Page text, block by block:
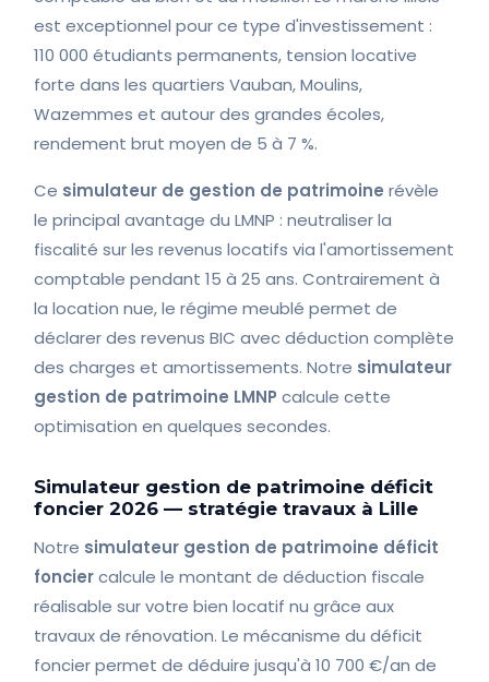
est exceptionnel pour ce type d'investissement :
110 000 étudiants permanents, tension locative
forte dans les quartiers Vauban, Moulins,
Wazemmes et autour des grandes écoles,
rendement brut moyen de 5 à 7 %.
Ce simulateur de gestion de patrimoine révèle
le principal avantage du LMNP : neutraliser la
fiscalité sur les revenus locatifs via l'amortissement
comptable pendant 15 à 25 ans. Contrairement à
la location nue, le régime meublé permet de
déclarer des revenus BIC avec déduction complète
des charges et amortissements. Notre simulateur
gestion de patrimoine LMNP calcule cette
optimisation en quelques secondes.
Simulateur gestion de patrimoine déficit
foncier 2026 — stratégie travaux à Lille
Notre simulateur gestion de patrimoine déficit
fonciercalcule le montant de déduction fiscale
réalisable sur votre bien locatif nu grâce aux
travaux de rénovation. Le mécanisme du déficit
foncier permet de déduire jusqu'à 10 700 €/an de